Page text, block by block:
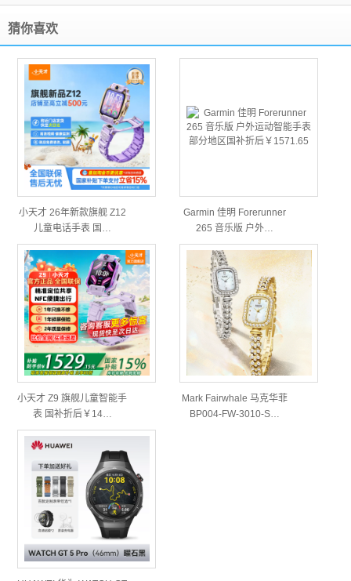
猜你喜欢
小天才 26年新款旗舰 Z12
儿童电话手表 国…
Garmin 佳明 Forerunner
265 音乐版 户外…
小天才 Z9 旗舰儿童智能手
表 国补折后￥14…
Mark Fairwhale 马克华菲
BP004-FW-3010-S…